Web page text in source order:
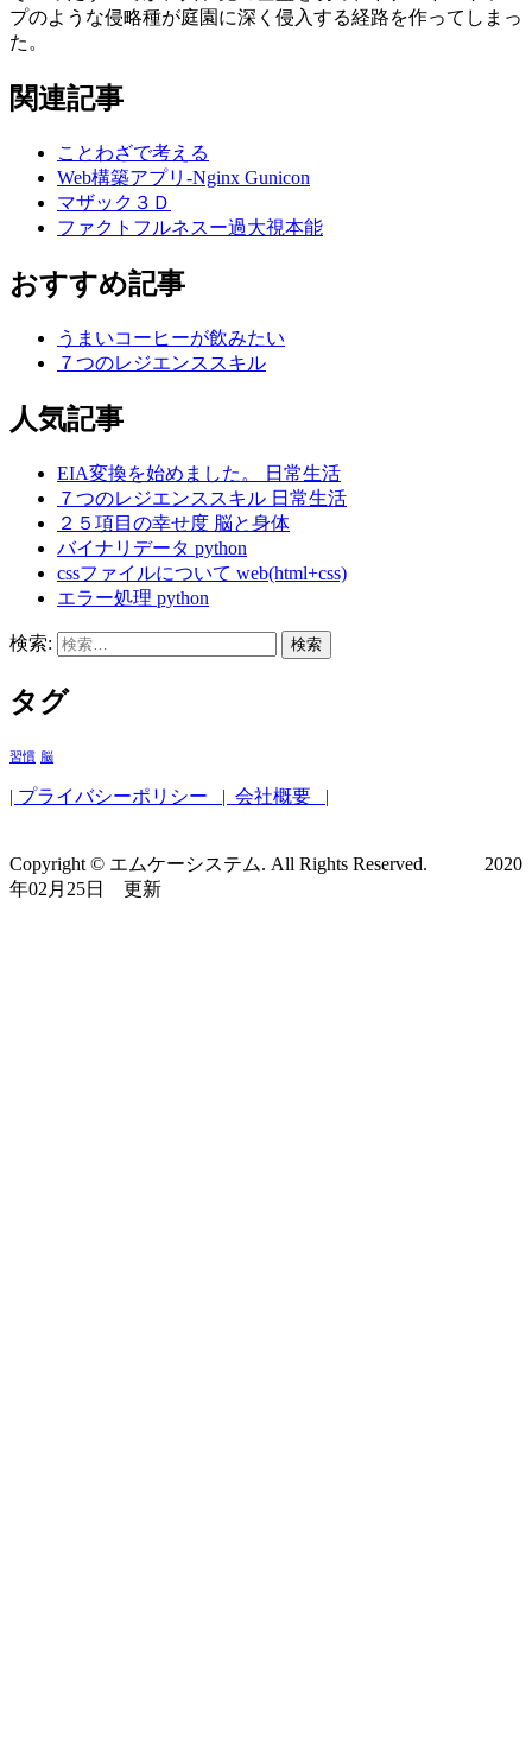
プのような侵略種が庭園に深く侵入する経路を作ってしまっ
た。
関連記事
ことわざで考える
Web構築アプリ-Nginx Gunicon
マザック３Ｄ
ファクトフルネスー過大視本能
おすすめ記事
うまいコーヒーが飲みたい
７つのレジエンススキル
人気記事
EIA変換を始めました。
日常生活
７つのレジエンススキル 日常生活
２５項目の幸せ度 脳と身体
バイナリデータ python
cssファイルについて web(html+css)
エラー処理 python
検索:
タグ
習慣 脳
| プライバシーポリシー | 会社概要 |
Copyright © エムケーシステム. All Rights Reserved. 2020
年02月25日 更新